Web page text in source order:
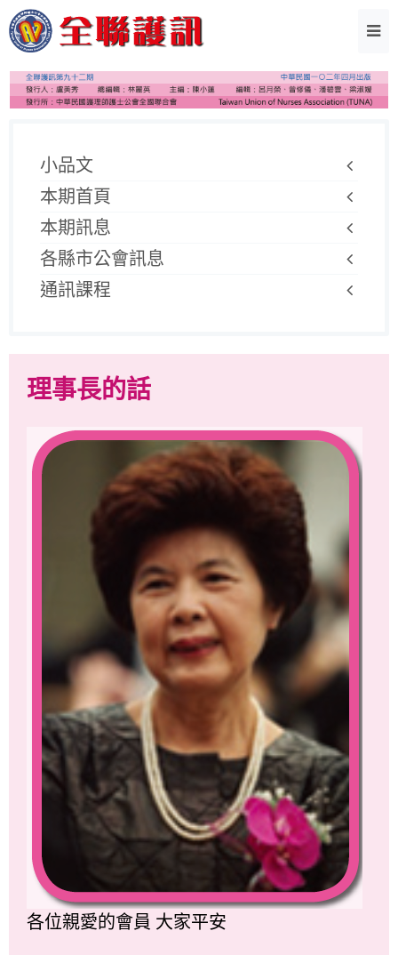
小品文
本期首頁
本期訊息
各縣市公會訊息
通訊課程
理事長的話
各位親愛的會員 大家平安